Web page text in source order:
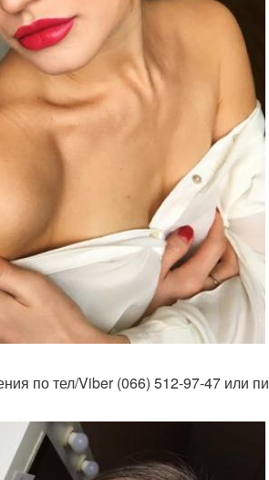
по тел/Viber (066) 512-97-47 или